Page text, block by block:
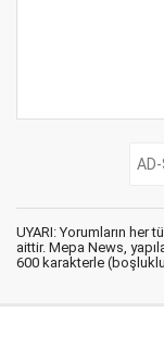
UYARI: Yorumların her
aittir. Mepa News,
600 karakterle (boşluklu)